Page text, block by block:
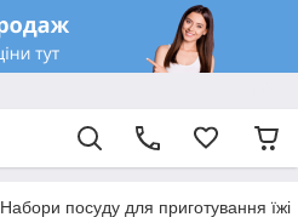
Набори посуду для приготування їжі